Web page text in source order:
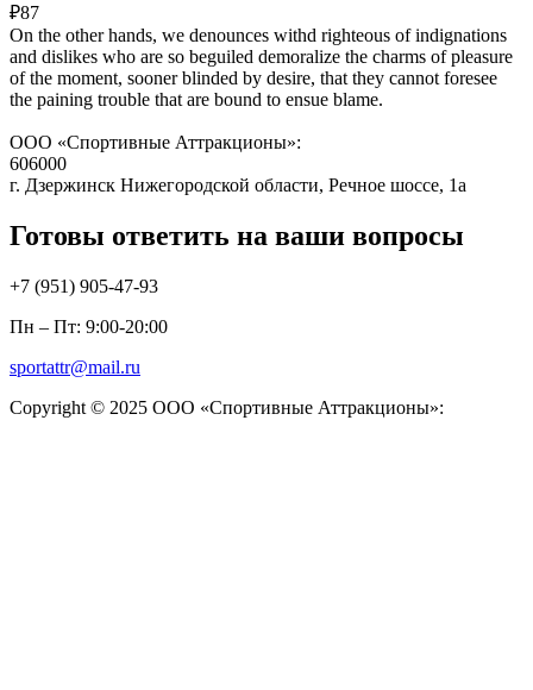
₽87
On the other hands, we denounces withd righteous of indignations
and dislikes who are so beguiled demoralize the charms of pleasure
of the moment, sooner blinded by desire, that they cannot foresee
the paining trouble that are bound to ensue blame.
ООО «Спортивные Аттракционы»:
606000
г. Дзержинск Нижегородской области, Речное шоссе, 1а
Готовы ответить на ваши вопросы
+7 (951) 905-47-93
Пн – Пт: 9:00-20:00
sportattr@mail.ru
Copyright © 2025 ООО «Спортивные Аттракционы»: